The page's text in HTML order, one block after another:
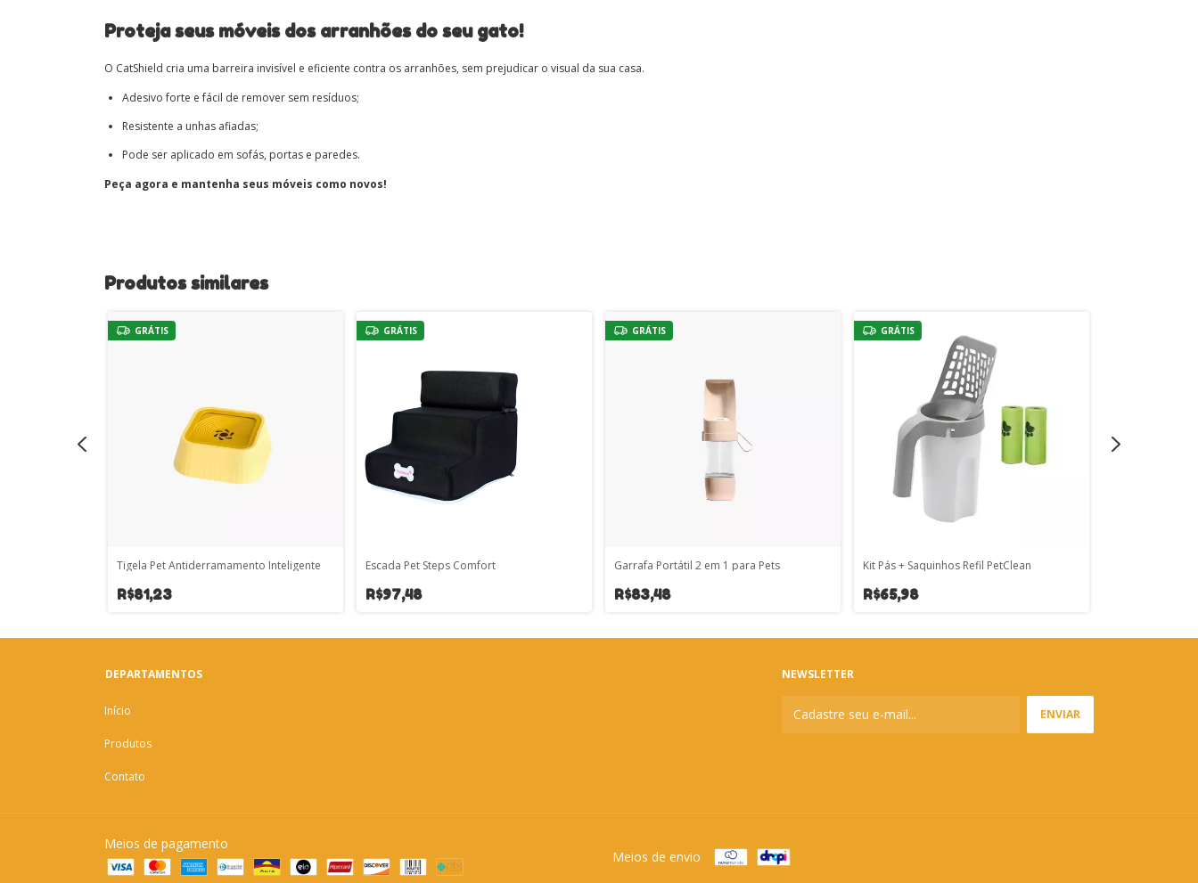
Proteja seus móveis dos arranhões do seu gato!
O CatShield cria uma barreira invisível e eficiente contra os arranhões, sem prejudicar o visual da sua casa.
Adesivo forte e fácil de remover sem resíduos;
Resistente a unhas afiadas;
Pode ser aplicado em sofás, portas e paredes.
Peça agora e mantenha seus móveis como novos!
Produtos similares
GRÁTIS
Tigela Pet Antiderramamento Inteligente
R$81,23
GRÁTIS
Escada Pet Steps Comfort
R$97,48
GRÁTIS
Garrafa Portátil 2 em 1 para Pets
R$83,48
GRÁTIS
Kit Pás + Saquinhos Refil PetClean
R$65,98
DEPARTAMENTOS
Início
Produtos
Contato
NEWSLETTER
Meios de pagamento
Meios de envio